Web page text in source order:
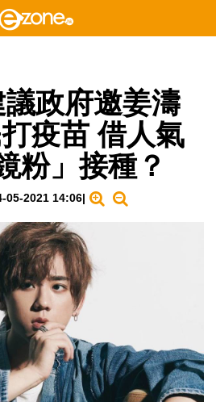
政府邀姜濤
疫苗 借人氣
粉」接種？
05-2021 14:06|